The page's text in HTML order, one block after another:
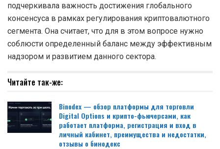
подчеркивала важность достижения глобального
консенсуса в рамках регулирования криптовалютного
сегмента. Она считает, что для в этом вопросе нужно
соблюсти определенный баланс между эффективным
надзором и развитием данного сектора.
Читайте так-же:
Binodex — обзор платформы для торговли
Digital Options и крипто-фьючерсами, как
работает платформа, регистрация и вход в
личный кабинет, преимущества и недостатки,
отзывы о бинодекс